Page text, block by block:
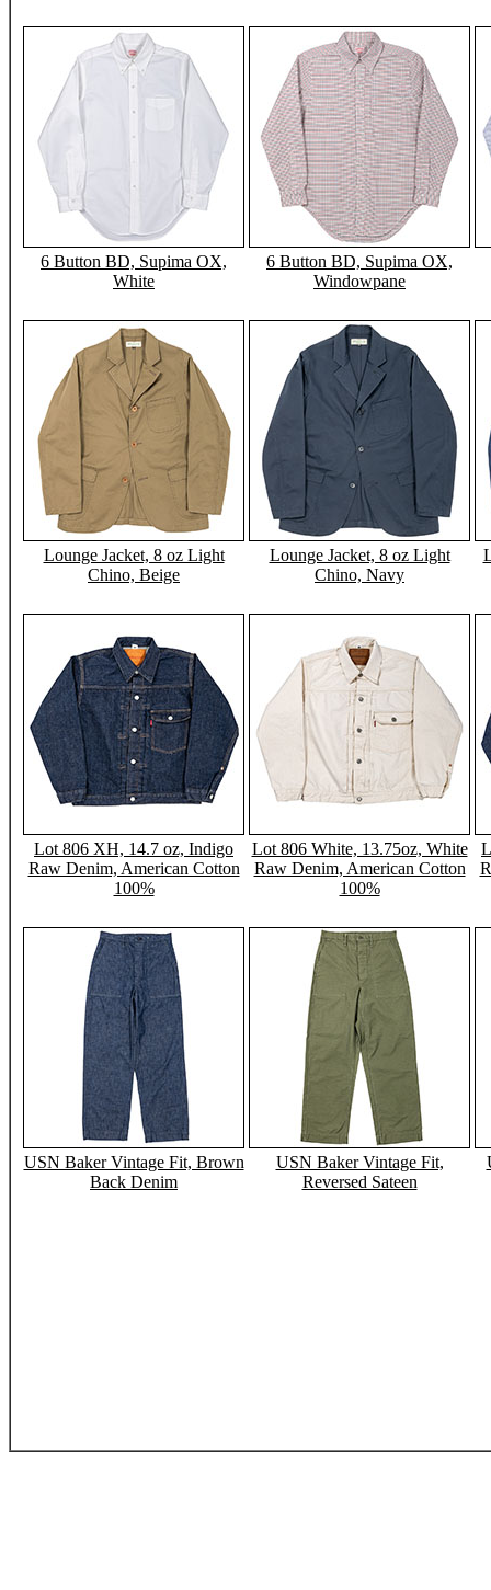
6 Button BD, Supima OX,
White
6 Button BD, Supima OX,
Windowpane
Lounge Jacket, 8 oz Light
Chino, Beige
Lounge Jacket, 8 oz Light
Chino, Navy
Lot 806 XH, 14.7 oz, Indigo
Raw Denim, American Cotton
100%
Lot 806 White, 13.75oz, White
Raw Denim, American Cotton
100%
USN Baker Vintage Fit, Brown
Back Denim
USN Baker Vintage Fit,
Reversed Sateen